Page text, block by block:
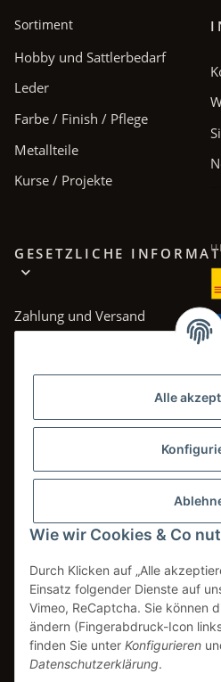
Alle
Wie wir Cookies & Co
Durch Klicken auf „Alle
Einsatz folgender Dienste auf
Vimeo, ReCaptcha. Sie können
ändern (Fingerabdruck-Icon
finden Sie unter Konfigurieren
Datenschutzerklärung.
Sortiment
Hobby und Sattlerbedarf
Leder
Farbe / Finish / Pflege
Metallteile
Kurse / Projekte
GESETZLICHE
Zahlung und Versand
Datenschutz
Vertrag
* Alle Preise inkl.
** gilt für Lieferungen innerhalb
Länder entnehmen Sie bitte